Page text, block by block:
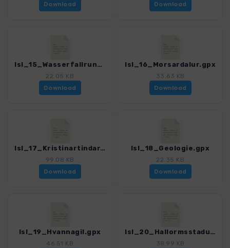
Download
Download
Isl_15_Wasserfallrunde.gpx
22.05 KB
Download
Isl_16_Morsardalur.gpx
33.63 KB
Download
Isl_17_Kristinartindar.gpx
99.08 KB
Download
Isl_18_Geologie.gpx
22.35 KB
Download
Isl_19_Hvannagil.gpx
46.51 KB
Isl_20_Hallormsstadur.gpx
38.99 KB